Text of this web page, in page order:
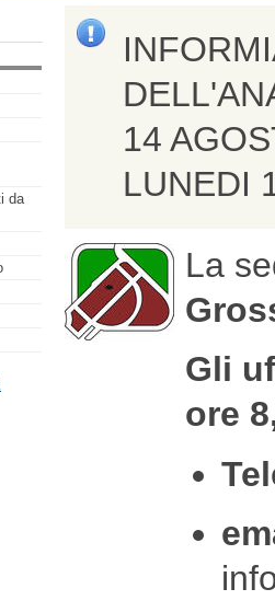
da
14
LUNEDI
La
Gli
ore